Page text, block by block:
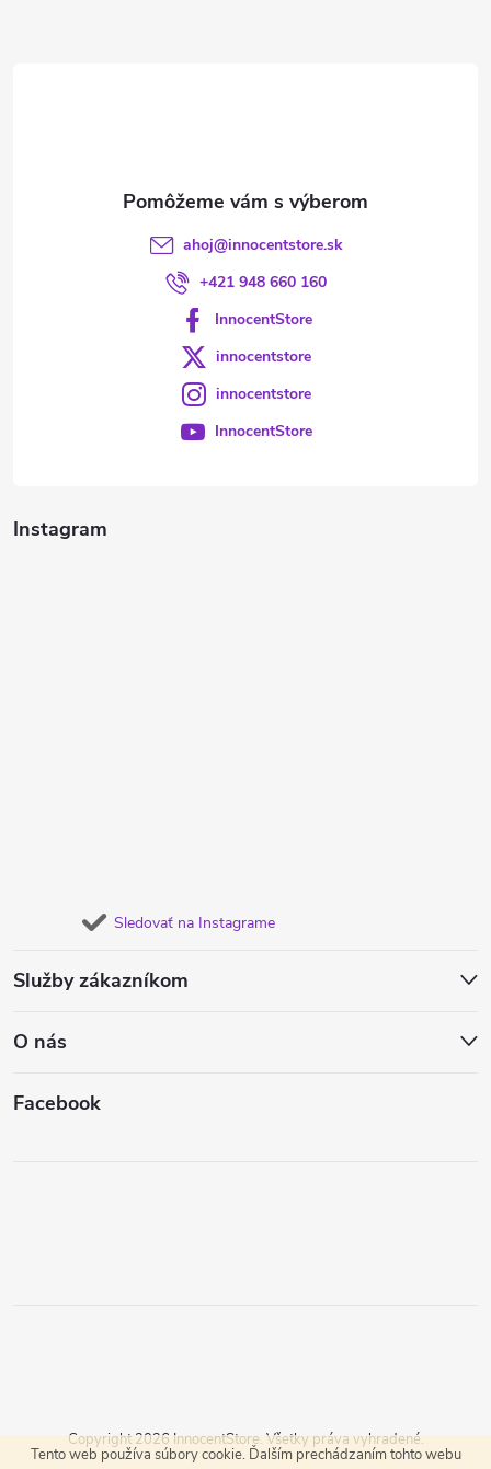
Tento web používa súbory cookie. Ďalším prechádzaním tohto webu
Instagram
Sledovať na Instagrame
Služby zákazníkom
O nás
Facebook
ahoj@innocentstore.sk
+421 948 660 160
InnocentStore
innocentstore
innocentstore
InnocentStore
Copyright 2026 InnocentStore. Všetky práva vyhradené.